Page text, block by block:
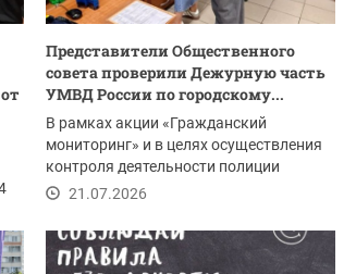
Представители Общественного
совета проверили Дежурную часть
УМВД России по городскому...
В рамках акции «Гражданский
мониторинг» и в целях осуществления
контроля деятельности полиции
представители...
21.07.2026